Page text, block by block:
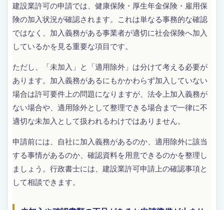
建設業許可の申請では、健康保険・厚生年金保険・雇用保
険の加入状況が確認されます。これは単なる事務的な確認
ではなく、加入義務がある事業者が適切に社会保険へ加入
しているかを見る重要な項目です。
ただし、「未加入」と「適用除外」は分けて考える必要が
あります。加入義務があるにもかかわらず加入していない
場合は許可要件上の問題になりますが、法令上加入義務が
ない場合や、適用除外として整理できる場合まで一律に不
適切な未加入として扱われるわけではありません。
申請前には、自社に加入義務があるのか、適用除外に該当
する事情があるのか、確認資料を用意できるのかを整理し
ましょう。行政書士には、建設業許可申請上の確認事項と
して相談できます。